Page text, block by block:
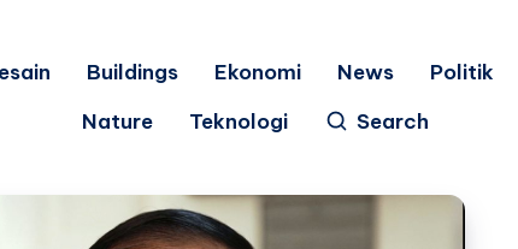
Buildings Ekonomi News Politik
Nature
Teknologi Search